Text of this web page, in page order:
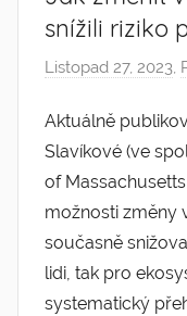
snížili riziko
Listopad 27, 2023,
Aktuálně
Slavíkové (ve
of
možnosti změny
současně
lidi, tak pro
systematický